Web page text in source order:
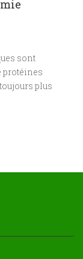
sont
protéines
plus